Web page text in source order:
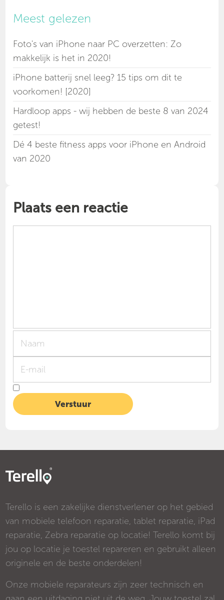
Meest gelezen
Foto's van iPhone naar PC overzetten: Zo
makkelijk is het in 2020!
iPhone batterij snel leeg? 15 tips om dit te
voorkomen! [2020]
Hardloop apps - wij hebben de beste 8 van 2024
getest!
Dé 4 beste fitness apps voor iPhone en Android
van 2020
Plaats een reactie
Terello is een zakelijke dienstverlener op het gebied
van mobiele telefoon reparatie, tablet reparatie, iPad
reparatie, Zebra reparatie op locatie! Terello komt bij
jou op locatie je toestel repareren en gebruikt alleen
originele en de beste onderdelen!
Onze mobiele reparateurs zijn zeer technisch en